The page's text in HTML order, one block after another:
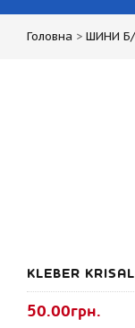
Головна > ШИНИ
KLEBER
50.00грн.